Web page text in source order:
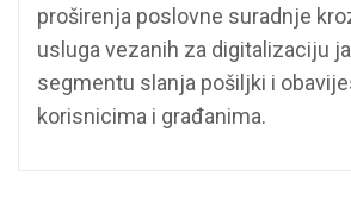
proširenja poslovne suradnje
usluga vezanih za digitalizaciju
segmentu slanja pošiljki i
korisnicima i građanima.